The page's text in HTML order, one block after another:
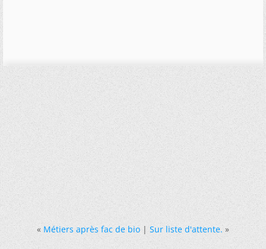
« Métiers après fac de bio|Sur liste d'attente. »